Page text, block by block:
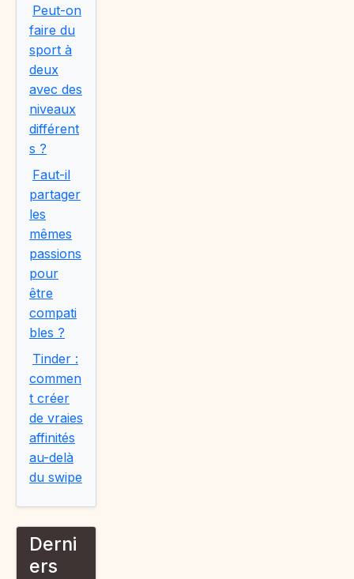
Peut-on
faire du
sport à
deux
avec des
niveaux
différent
s ?
Faut-il
partager
les
mêmes
passions
pour
être
compati
bles ?
Tinder :
commen
t créer
de vraies
affinités
au-delà
du swipe
Derni
ers